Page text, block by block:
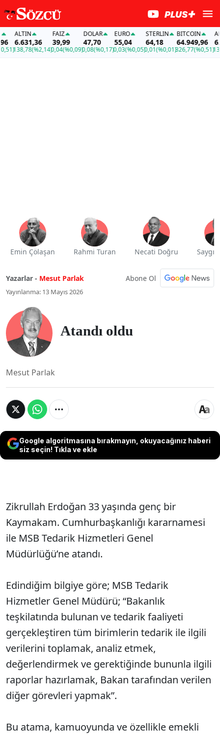
ALTIN
6.631,36
(%2,14)
39,99
0,04(%0,09)
DOLAR
47,70
0,08(%0,17)
EURO
55,04
0,03(%0,05)
STERLIN
64,18
0,01(%0,01)
BITCOIN
64.949,96
326,77(%0,51)
ALTIN
138,78
Emin Çölaşan Rahmi Turan Necati Doğru Saygı
Yazarlar - Mesut Parlak Abone Ol
Yayınlanma: 13 Mayıs 2026
Atandı oldu
Mesut Parlak
Google algoritmasına bırakmayın, okuyacağınız haberi
siz seçin! Tıkla ve ekle
Zikrullah Erdoğan 33 yaşında genç bir
Kaymakam. Cumhurbaşkanlığı kararnamesi
ile MSB Tedarik Hizmetleri Genel
Müdürlüğü’ne atandı.
Edindiğim bilgiye göre; MSB Tedarik
Hizmetler Genel Müdürü; “Bakanlık
teşkilatında bulunan ve tedarik faaliyeti
gerçekleştiren tüm birimlerin tedarik ile ilgili
verilerini toplamak, analiz etmek,
değerlendirmek ve gerektiğinde bununla ilgili
raporlar hazırlamak, Bakan tarafından verilen
diğer görevleri yapmak”.
Bu atama, kamuoyunda ve özellikle emekli